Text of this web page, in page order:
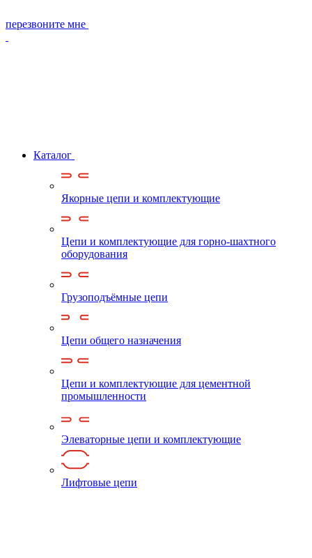
перезвоните мне
Каталог
Якорные цепи и комплектующие
Цепи и комплектующие для горно-шахтного
оборудования
Грузоподъёмные цепи
Цепи общего назначения
Цепи и комплектующие для цементной
промышленности
Элеваторные цепи и комплектующие
Лифтовые цепи